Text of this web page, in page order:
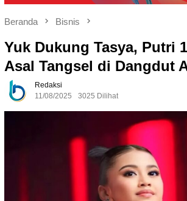
Beranda Bisnis
Yuk Dukung Tasya, Putri
Asal Tangsel di Dangdut
Redaksi
11/08/2025
3025 Dilihat